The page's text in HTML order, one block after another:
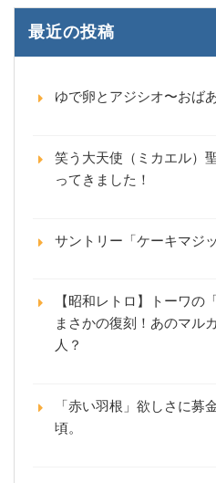
最近の投稿
ゆで卵とアジシオ〜おば
笑う大天使（ミカエル）
ってきました！
サントリー「ケーキマジ
【昭和レトロ】トーワの
まさかの復刻！あのマル
人？
「赤い羽根」欲しさに募
頃。